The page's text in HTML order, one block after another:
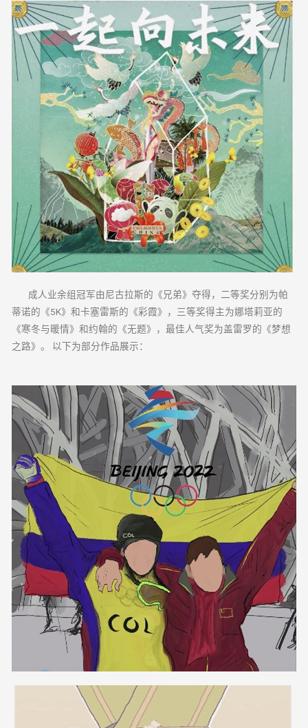
成人业余组冠军由尼古拉斯的《兄弟》夺得，二等奖分别为帕
蒂诺的《5K》和卡塞雷斯的《彩霞》，三等奖得主为娜塔莉亚的
《寒冬与暖情》和约翰的《无题》，最佳人气奖为盖雷罗的《梦想
之路》。 以下为部分作品展示：